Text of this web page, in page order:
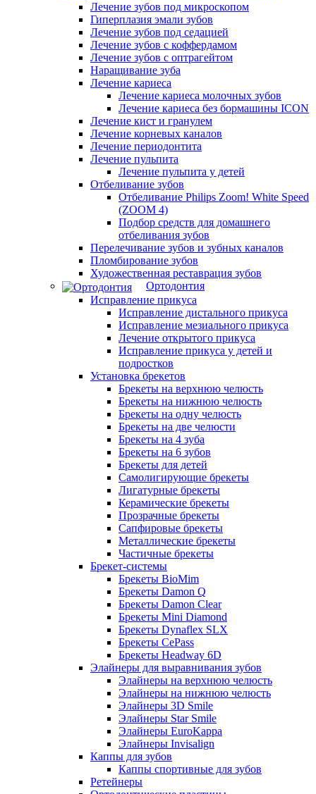
Лечение зубов под микроскопом
Гиперплазия эмали зубов
Лечение зубов под седацией
Лечение зубов с коффердамом
Лечение зубов с оптрагейтом
Наращивание зуба
Лечение кариеса
Лечение кариеса молочных зубов
Лечение кариеса без бормашины ICON
Лечение кист и гранулем
Лечение корневых каналов
Лечение периодонтита
Лечение пульпита
Лечение пульпита у детей
Отбеливание зубов
Отбеливание Philips Zoom! White Speed
(ZOOM 4)
Подбор средств для домашнего
отбеливания зубов
Перелечивание зубов и зубных каналов
Пломбирование зубов
Художественная реставрация зубов
Ортодонтия
Исправление прикуса
Исправление дистального прикуса
Исправление мезиального прикуса
Лечение открытого прикуса
Исправление прикуса у детей и
подростков
Установка брекетов
Брекеты на верхнюю челюсть
Брекеты на нижнюю челюсть
Брекеты на одну челюсть
Брекеты на две челюсти
Брекеты на 4 зуба
Брекеты на 6 зубов
Брекеты для детей
Самолигирующие брекеты
Лигатурные брекеты
Керамические брекеты
Прозрачные брекеты
Сапфировые брекеты
Металлические брекеты
Частичные брекеты
Брекет-системы
Брекеты BioMim
Брекеты Damon Q
Брекеты Damon Clear
Брекеты Mini Diamond
Брекеты Dynaflex SLX
Брекеты CePass
Брекеты Headway 6D
Элайнеры для выравнивания зубов
Элайнеры на верхнюю челюсть
Элайнеры на нижнюю челюсть
Элайнеры 3D Smile
Элайнеры Star Smile
Элайнеры EuroKappa
Элайнеры Invisalign
Каппы для зубов
Каппы спортивные для зубов
Ретейнеры